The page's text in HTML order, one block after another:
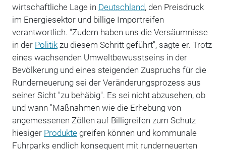
wirtschaftliche Lage in Deutschland, den Preisdruck
im Energiesektor und billige Importreifen
verantwortlich. "Zudem haben uns die Versäumnisse
in der Politikzu diesem Schritt geführt", sagte er. Trotz
eines wachsenden Umweltbewusstseins in der
Bevölkerung und eines steigenden Zuspruchs für die
Runderneuerung sei der Veränderungsprozess aus
seiner Sicht "zu behäbig". Es sei nicht abzusehen, ob
und wann "Maßnahmen wie die Erhebung von
angemessenen Zöllen auf Billigreifen zum Schutz
hiesiger Produktegreifen können und kommunale
Fuhrparks endlich konsequent mit runderneuerten